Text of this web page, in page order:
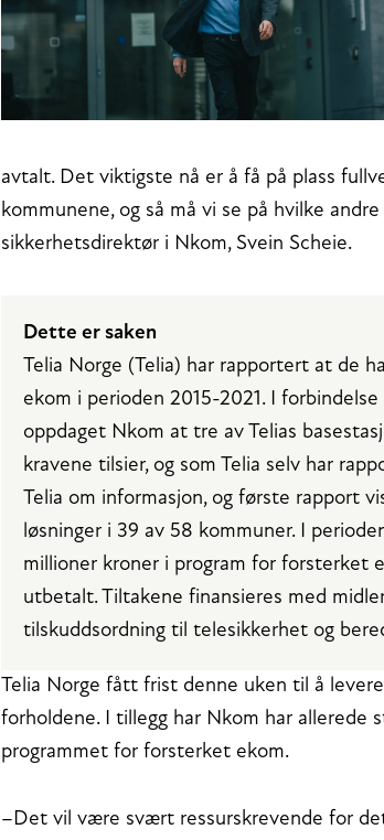
avtalt. Det viktigste nå er å få på plass
kommunene, og så må vi se på hvilke
sikkerhetsdirektør i Nkom, Svein Scheie.
Dette er saken
Telia Norge (Telia) har rapportert at de
ekom i perioden 2015-2021. I
oppdaget Nkom at tre av Telias
kravene tilsier, og som Telia selv har
Telia om informasjon, og første rapport
løsninger i 39 av 58 kommuner. I
millioner kroner i program for forsterket
utbetalt. Tiltakene finansieres med
tilskuddsordning til telesikkerhet og
Telia Norge fått frist denne uken til å
forholdene. I tillegg har Nkom har allerede
programmet for forsterket ekom.
–Det vil være svært ressurskrevende for